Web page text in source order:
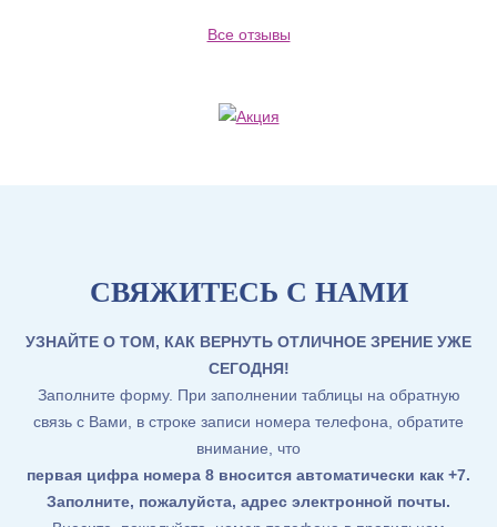
Все отзывы
СВЯЖИТЕСЬ С НАМИ
УЗНАЙТЕ О ТОМ, КАК ВЕРНУТЬ ОТЛИЧНОЕ ЗРЕНИЕ УЖЕ
СЕГОДНЯ!
Заполните форму. При заполнении таблицы на обратную
связь с Вами, в строке записи номера телефона, обратите
внимание, что
первая цифра номера 8 вносится автоматически как +7.
Заполните, пожалуйста, адрес электронной почты.